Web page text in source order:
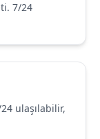
7/24
ulaşılabilir,